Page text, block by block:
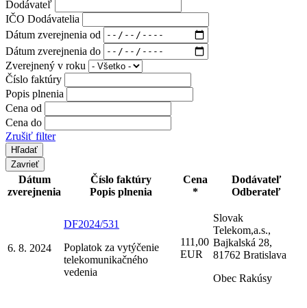
Dodávateľ
IČO Dodávatelia
Dátum zverejnenia od
Dátum zverejnenia do
Zverejnený v roku
Číslo faktúry
Popis plnenia
Cena od
Cena do
Zrušiť filter
Zavrieť
Dátum
zverejnenia
Číslo faktúry
Popis plnenia
Cena
*
Dodávateľ
Odberateľ
6. 8. 2024
DF2024/531
Poplatok za vytýčenie
telekomunikačného
vedenia
111,00
EUR
Slovak
Telekom,a.s.,
Bajkalská 28,
81762 Bratislava
Obec Rakúsy